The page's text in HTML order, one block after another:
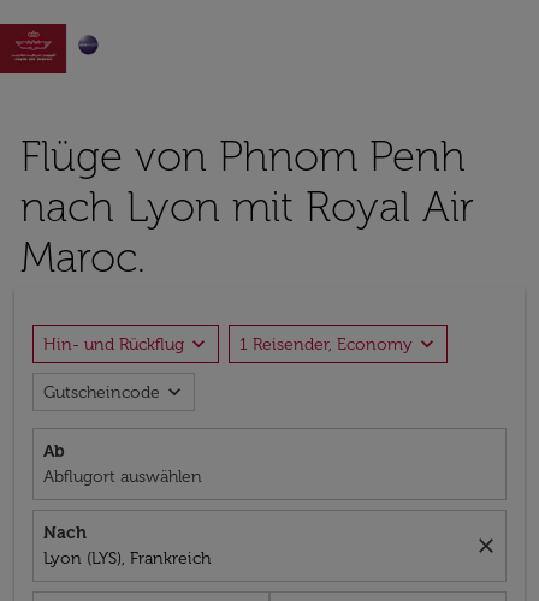

Flüge von Phnom Penh
nach Lyon mit Royal Air
Maroc.
Hin- und Rückflug expand_more 1 Reisender, Economy expand_more
Gutscheincode expand_more
Ab
Abflugort auswählen
Nach
Lyon (LYS), Frankreich
close